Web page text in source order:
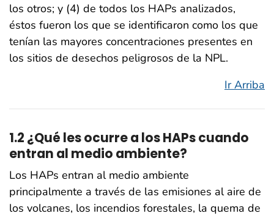
los otros; y (4) de todos los HAPs analizados,
éstos fueron los que se identificaron como los que
tenían las mayores concentraciones presentes en
los sitios de desechos peligrosos de la NPL.
Ir Arriba
1.2 ¿Qué les ocurre a los HAPs cuando
entran al medio ambiente?
Los HAPs entran al medio ambiente
principalmente a través de las emisiones al aire de
los volcanes, los incendios forestales, la quema de